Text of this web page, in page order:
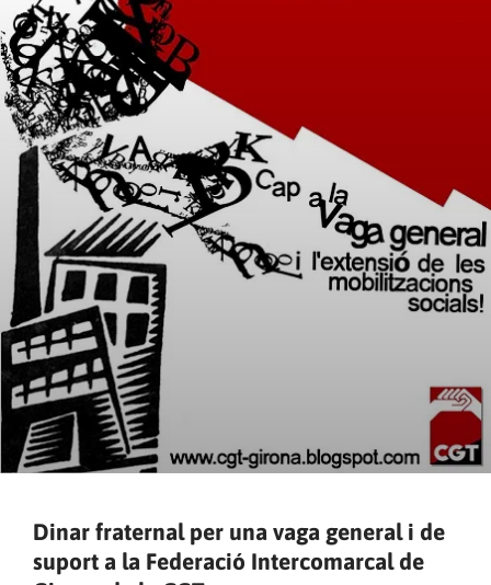
Dinar fraternal per una vaga general i de
suport a la Federació Intercomarcal de